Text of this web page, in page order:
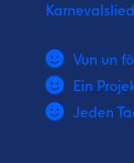
Vun un
Ein
Jeden